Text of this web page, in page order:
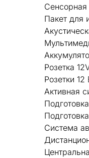
Сенсорная
Пакет для
Розетка
Розетки
Активная
Система